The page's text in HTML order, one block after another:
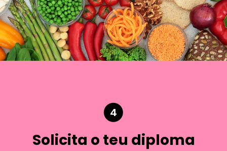
4
Solicita o teu diploma